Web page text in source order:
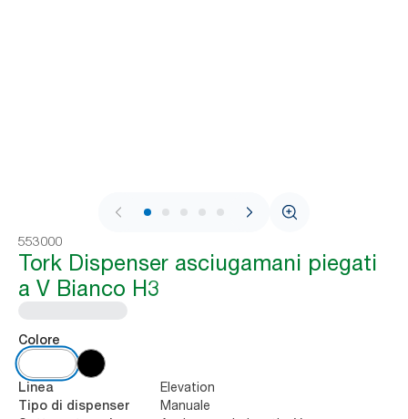
1 / 8
553000
Tork Dispenser asciugamani piegati
a V Bianco H3
Colore
Linea Elevation
Tipo di dispenser Manuale